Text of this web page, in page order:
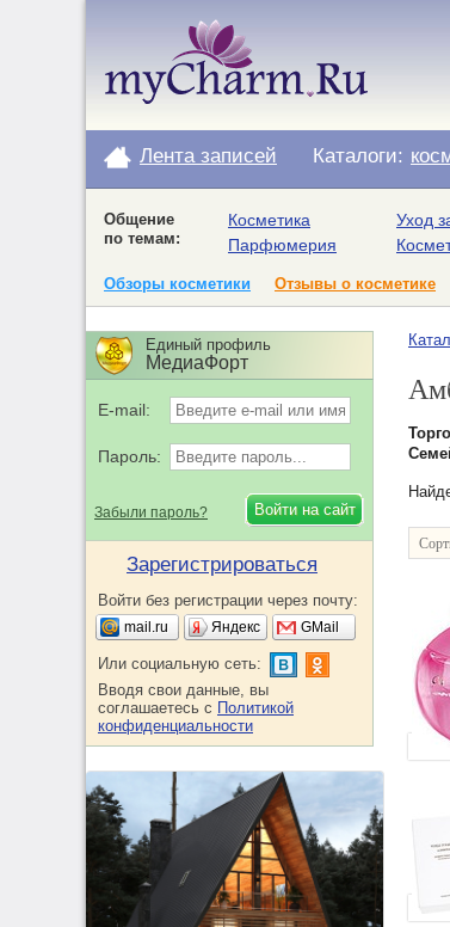
Лента записей Каталоги:
Общение
по темам:
Косметика
Парфюмерия
Уход
Обзоры косметики Отзывы о косметике
Единый профиль
МедиаФорт
E-mail:
Пароль:
Забыли пароль?
Зарегистрироваться
Войти без регистрации через почту:
mail.ru Яндекс GMail
Или социальную сеть:
Вводя свои данные, вы
соглашаетесь с Политикой
конфиденциальности